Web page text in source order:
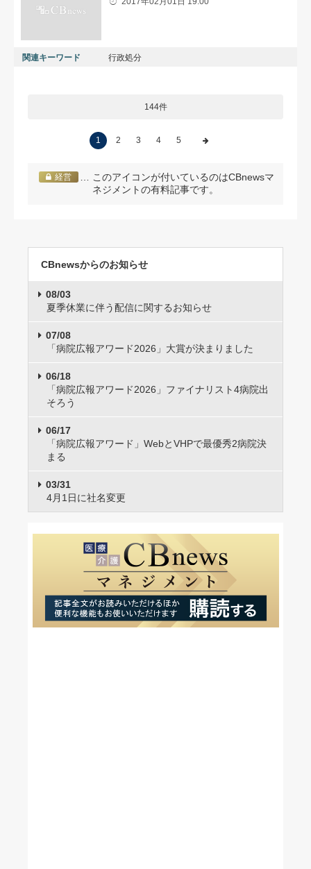
関連キーワード 行政処分
144件
1 2 3 4 5
経営
… このアイコンが付いているのはCBnewsマ
ネジメントの有料記事です。
CBnewsからのお知らせ
08/03
夏季休業に伴う配信に関するお知らせ
07/08
「病院広報アワード2026」大賞が決まりました
06/18
「病院広報アワード2026」ファイナリスト4病院出
そろう
06/17
「病院広報アワード」WebとVHPで最優秀2病院決
まる
03/31
4月1日に社名変更